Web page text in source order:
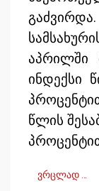
აპრილში
ინდექსი
წლის
ვრცლად …